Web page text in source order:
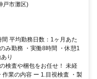
戸市灘区)
平均勤務日数：1ヶ月あた
み勤務 ・実働8時間 ・休憩1
り
検査や梱包をお任せ！ 未経
業の内容 ー 1.目視検査 ・製